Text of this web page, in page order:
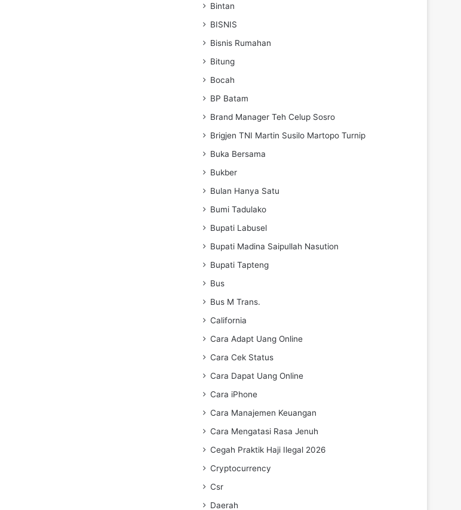
Bintan
BISNIS
Bisnis Rumahan
Bitung
Bocah
BP Batam
Brand Manager Teh Celup Sosro
Brigjen TNI Martin Susilo Martopo Turnip
Buka Bersama
Bukber
Bulan Hanya Satu
Bumi Tadulako
Bupati Labusel
Bupati Madina Saipullah Nasution
Bupati Tapteng
Bus
Bus M Trans.
California
Cara Adapt Uang Online
Cara Cek Status
Cara Dapat Uang Online
Cara iPhone
Cara Manajemen Keuangan
Cara Mengatasi Rasa Jenuh
Cegah Praktik Haji Ilegal 2026
Cryptocurrency
Csr
Daerah